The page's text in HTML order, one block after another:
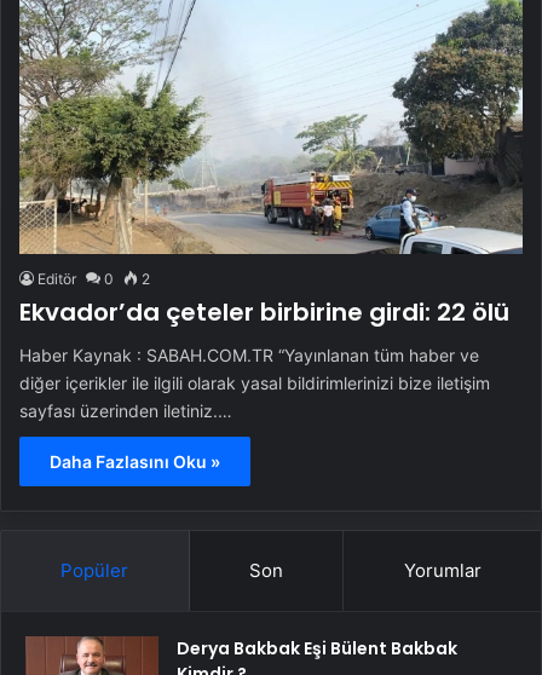
Editör 0 2
Ekvador’da çeteler birbirine girdi: 22 ölü
Haber Kaynak : SABAH.COM.TR “Yayınlanan tüm haber ve
diğer içerikler ile ilgili olarak yasal bildirimlerinizi bize iletişim
sayfası üzerinden iletiniz.…
Daha Fazlasını Oku »
Popüler Son Yorumlar
Derya Bakbak Eşi Bülent Bakbak